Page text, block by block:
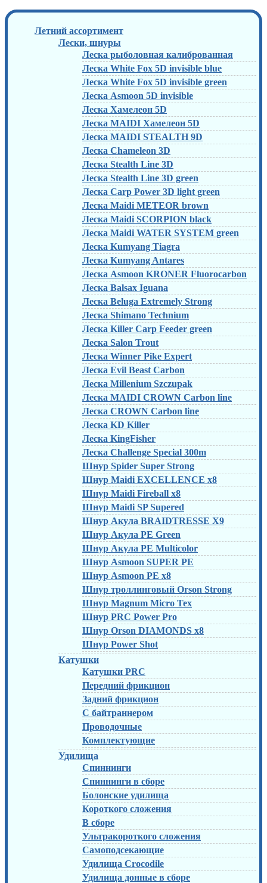
Летний ассортимент
Лески, шнуры
Леска рыболовная калиброванная
Леска White Fox 5D invisible blue
Леска White Fox 5D invisible green
Леска Asmoon 5D invisible
Леска Хамелеон 5D
Леска MAIDI Хамелеон 5D
Леска MAIDI STEALTH 9D
Леска Chameleon 3D
Леска Stealth Line 3D
Леска Stealth Line 3D green
Леска Carp Power 3D light green
Леска Maidi METEOR brown
Леска Maidi SCORPION black
Леска Maidi WATER SYSTEM green
Леска Kumyang Tiagra
Леска Kumyang Antares
Леска Asmoon KRONER Fluorocarbon
Леска Balsax Iguana
Леска Beluga Extremely Strong
Леска Shimano Technium
Леска Killer Carp Feeder green
Леска Salon Trout
Леска Winner Pike Expert
Леска Evil Beast Carbon
Леска Millenium Szczupak
Леска MAIDI CROWN Carbon line
Леска CROWN Carbon line
Леска KD Killer
Леска KingFisher
Леска Challenge Special 300m
Шнур Spider Super Strong
Шнур Maidi EXCELLENCE x8
Шнур Maidi Fireball x8
Шнур Maidi SP Supered
Шнур Акула BRAIDTRESSE X9
Шнур Акула PE Green
Шнур Акула PE Multicolor
Шнур Asmoon SUPER PE
Шнур Asmoon PE x8
Шнур троллинговый Orson Strong
Шнур Magnum Micro Tex
Шнур PRC Power Pro
Шнур Orson DIAMONDS x8
Шнур Power Shot
Катушки
Катушки PRC
Передний фрикцион
Задний фрикцион
С байтраннером
Проводочные
Комплектующие
Удилища
Спиннинги
Спиннинги в сборе
Болонские удилища
Короткого сложения
В сборе
Ультракороткого сложения
Самоподсекающие
Удилища Crocodile
Удилища донные в сборе